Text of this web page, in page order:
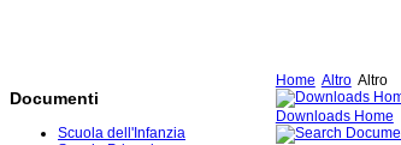
Documenti
Scuola dell'Infanzia
Home Altro Altro
Downloads Home